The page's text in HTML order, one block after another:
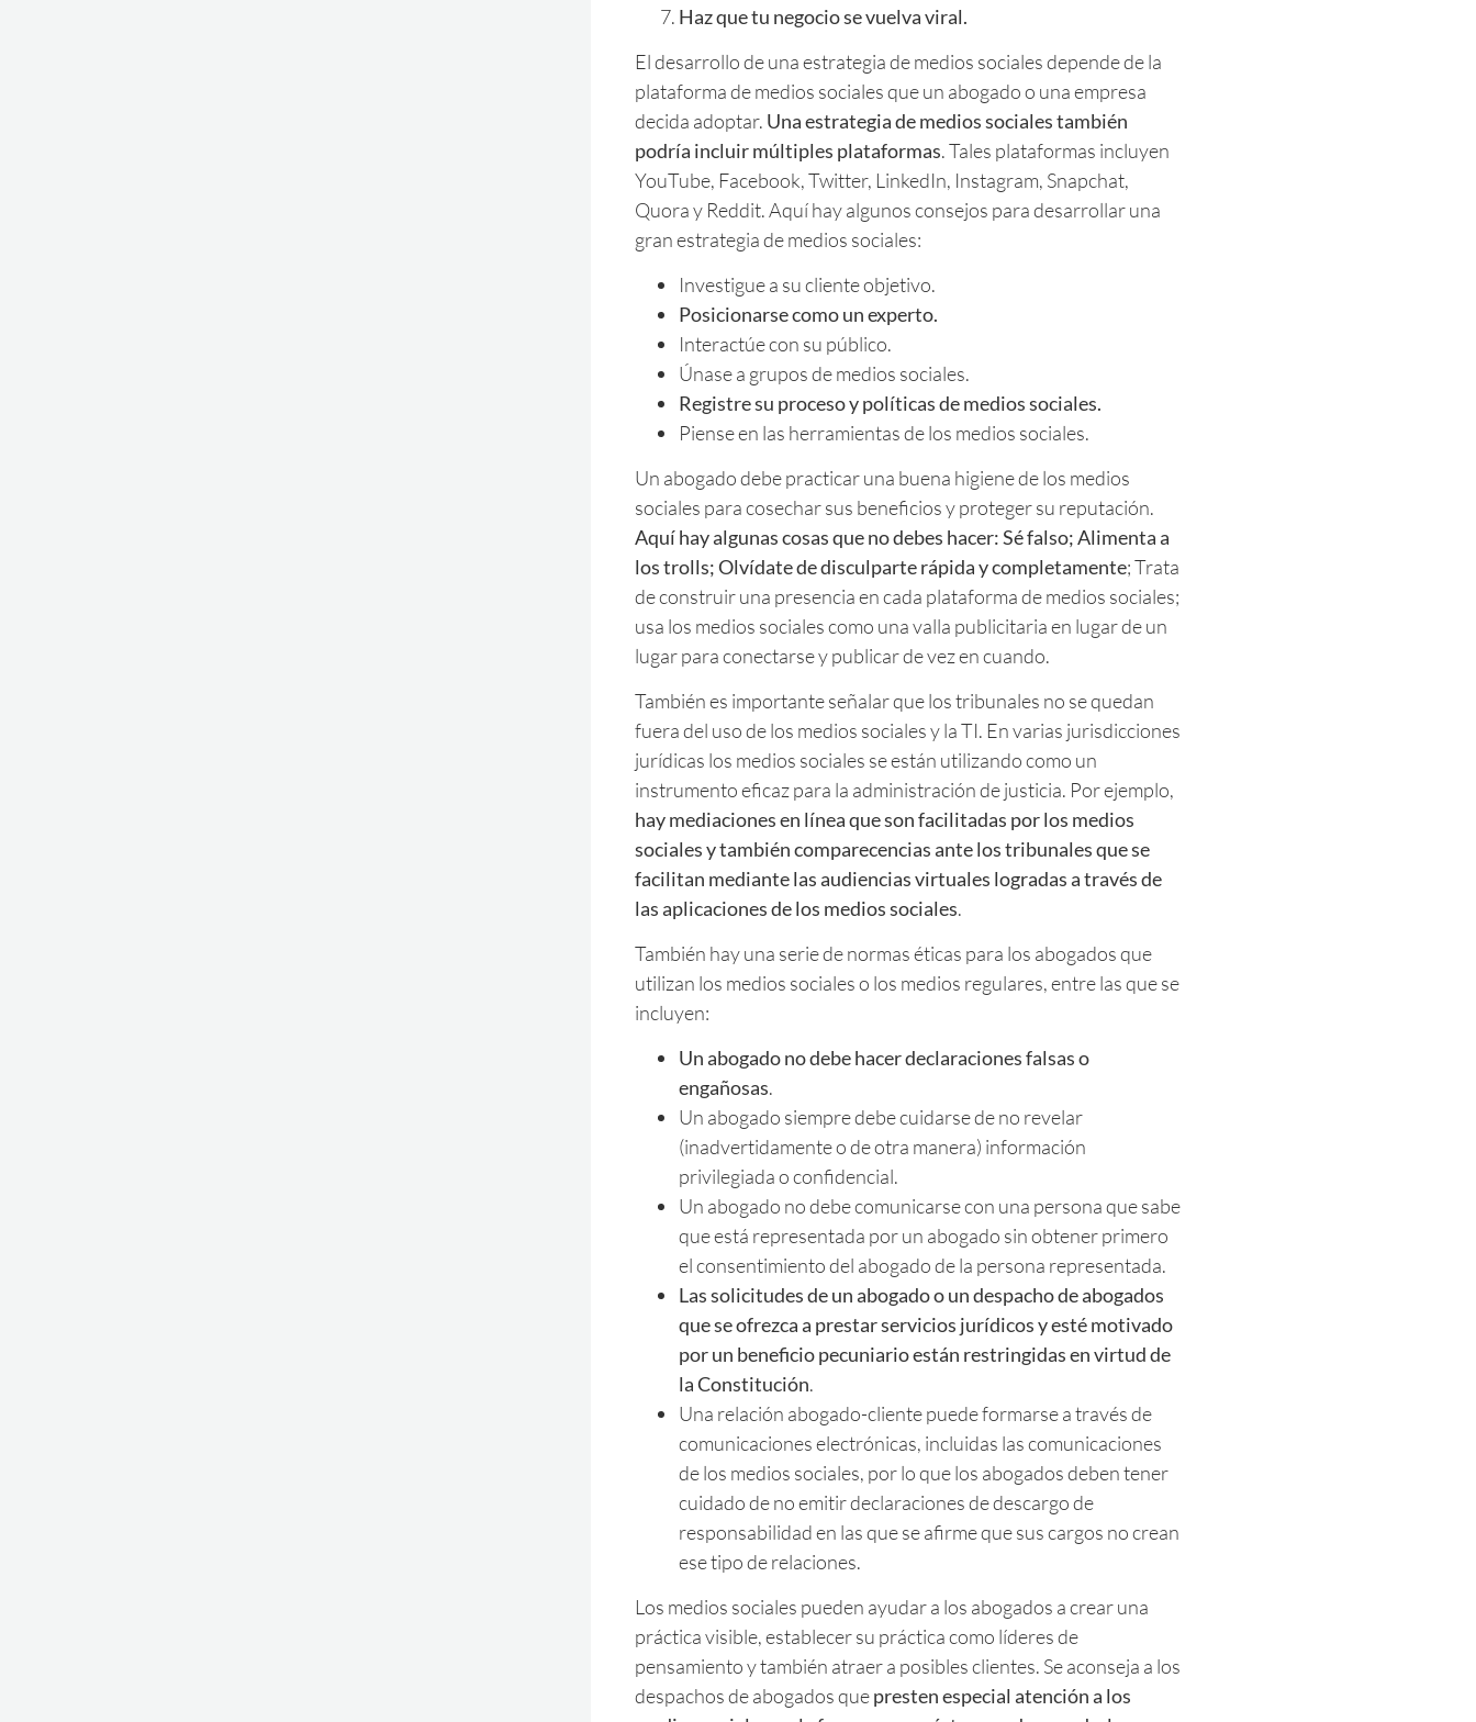
Haz que tu negocio se vuelva viral.
El desarrollo de una estrategia de medios sociales depende de la
plataforma de medios sociales que un abogado o una empresa
decida adoptar. Una estrategia de medios sociales también
podría incluir múltiples plataformas. Tales plataformas incluyen
YouTube, Facebook, Twitter, LinkedIn, Instagram, Snapchat,
Quora y Reddit. Aquí hay algunos consejos para desarrollar una
gran estrategia de medios sociales:
Investigue a su cliente objetivo.
Posicionarse como un experto.
Interactúe con su público.
Únase a grupos de medios sociales.
Registre su proceso y políticas de medios sociales.
Piense en las herramientas de los medios sociales.
Un abogado debe practicar una buena higiene de los medios
sociales para cosechar sus beneficios y proteger su reputación.
Aquí hay algunas cosas que no debes hacer: Sé falso; Alimenta a
los trolls; Olvídate de disculparte rápida y completamente; Trata
de construir una presencia en cada plataforma de medios sociales;
usa los medios sociales como una valla publicitaria en lugar de un
lugar para conectarse y publicar de vez en cuando.
También es importante señalar que los tribunales no se quedan
fuera del uso de los medios sociales y la TI. En varias jurisdicciones
jurídicas los medios sociales se están utilizando como un
instrumento eficaz para la administración de justicia. Por ejemplo,
hay mediaciones en línea que son facilitadas por los medios
sociales y también comparecencias ante los tribunales que se
facilitan mediante las audiencias virtuales logradas a través de
las aplicaciones de los medios sociales.
También hay una serie de normas éticas para los abogados que
utilizan los medios sociales o los medios regulares, entre las que se
incluyen:
Un abogado no debe hacer declaraciones falsas o
engañosas.
Un abogado siempre debe cuidarse de no revelar
(inadvertidamente o de otra manera) información
privilegiada o confidencial.
Un abogado no debe comunicarse con una persona que sabe
que está representada por un abogado sin obtener primero
el consentimiento del abogado de la persona representada.
Las solicitudes de un abogado o un despacho de abogados
que se ofrezca a prestar servicios jurídicos y esté motivado
por un beneficio pecuniario están restringidas en virtud de
la Constitución.
Una relación abogado-cliente puede formarse a través de
comunicaciones electrónicas, incluidas las comunicaciones
de los medios sociales, por lo que los abogados deben tener
cuidado de no emitir declaraciones de descargo de
responsabilidad en las que se afirme que sus cargos no crean
ese tipo de relaciones.
Los medios sociales pueden ayudar a los abogados a crear una
práctica visible, establecer su práctica como líderes de
pensamiento y también atraer a posibles clientes. Se aconseja a los
despachos de abogados quepresten especial atención a los